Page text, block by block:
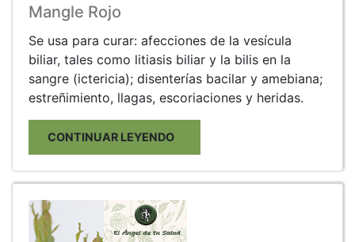
Mangle Rojo
Se usa para curar: afecciones de la vesícula
biliar, tales como litiasis biliar y la bilis en la
sangre (ictericia); disenterías bacilar y amebiana;
estreñimiento, llagas, escoriaciones y heridas.
CONTINUAR LEYENDO